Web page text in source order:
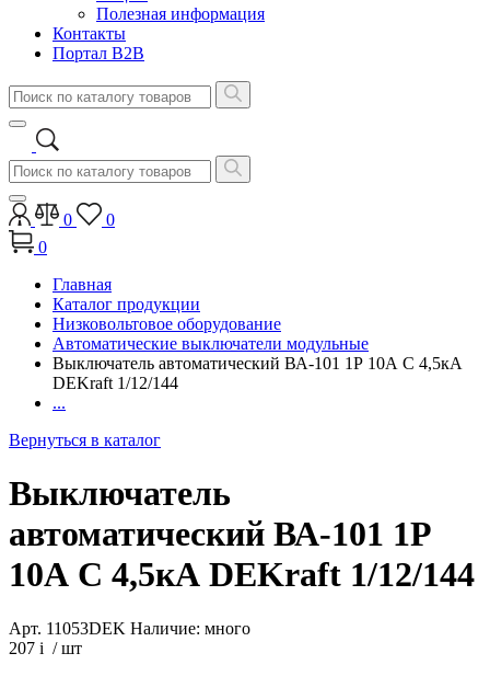
Полезная информация
Контакты
Портал B2B
0
0
0
Главная
Каталог продукции
Низковольтовое оборудование
Автоматические выключатели модульные
Выключатель автоматический ВА-101 1Р 10А C 4,5кА
DEKraft 1/12/144
...
Вернуться в каталог
Выключатель
автоматический ВА-101 1Р
10А C 4,5кА DEKraft 1/12/144
Арт. 11053DEK Наличие: много
207 i / шт